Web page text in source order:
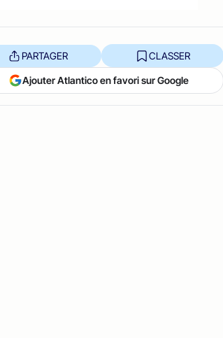
PARTAGER CLASSER
Ajouter Atlantico en favori sur Google